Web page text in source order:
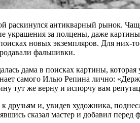
раскинулся антикварный рынок.
украшения за полцены, даже
новых экземпляров. Для
фальшивки.
дама в поисках картины,
самого Илью Репина лично:
тут же верну и испорчу вам
и, увидев художника,
сказал мастер и добавил